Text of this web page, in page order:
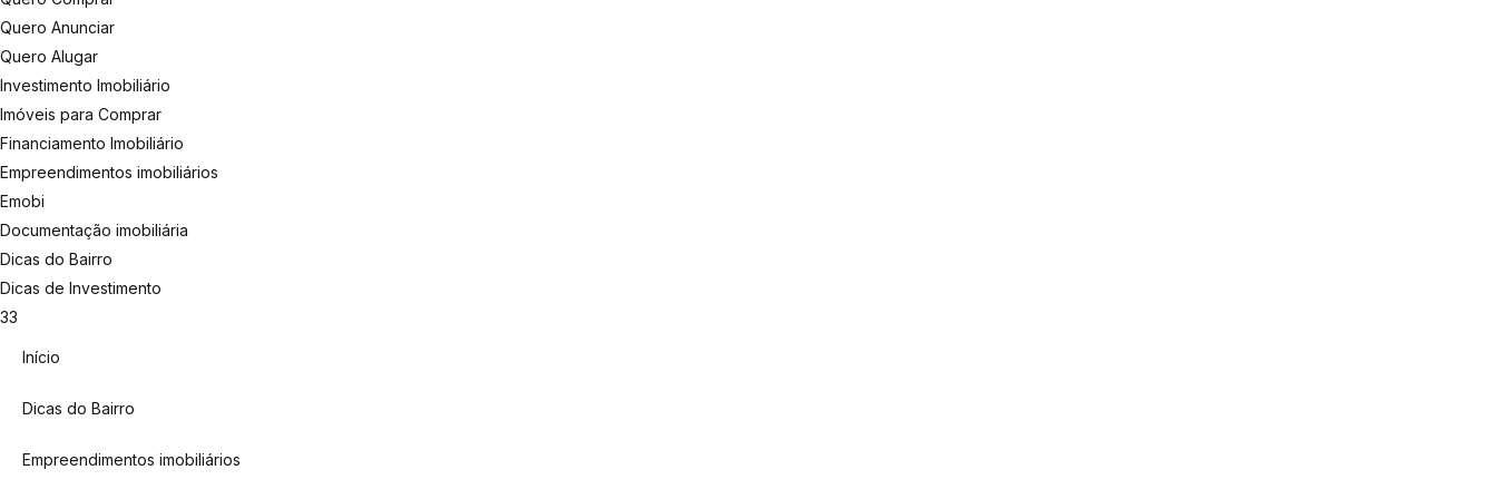
Quero Anunciar
Quero Alugar
Investimento Imobiliário
Imóveis para Comprar
Financiamento Imobiliário
Empreendimentos imobiliários
Emobi
Documentação imobiliária
Dicas do Bairro
Dicas de Investimento
33
Início
Dicas do Bairro
Empreendimentos imobiliários